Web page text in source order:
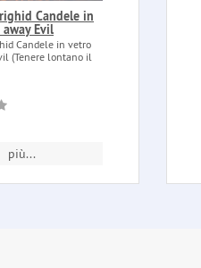
Candele in
Evil
Candele in vetro
(Tenere lontano il
più...